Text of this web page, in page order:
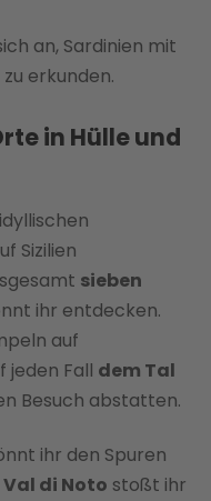
an, Sardinien mit
erkunden.
in Hülle und
Sizilien
sieben
ihr entdecken.
auf
jeden Fall dem Tal
Besuch abstatten.
ihr den Spuren
Val di Noto stoßt ihr